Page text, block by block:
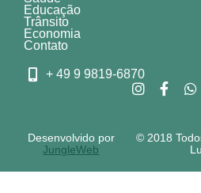
Educação
Trânsito
Economia
Contato
+ 49 9 9819-6870
© 2018
Desenvolvido por
JungleWeb